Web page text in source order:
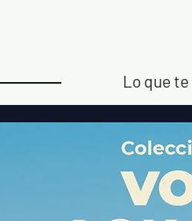
Lo que